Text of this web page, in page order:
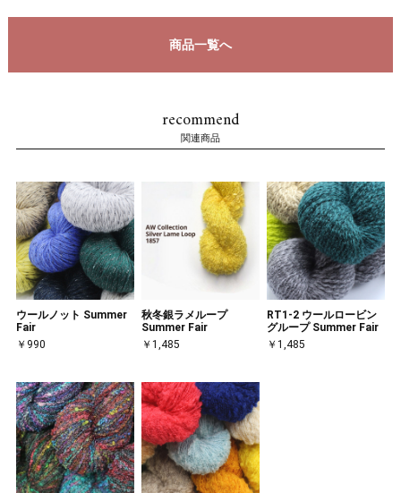
商品一覧へ
recommend
関連商品
ウールノット Summer
Fair
￥990
秋冬銀ラメループ
Summer Fair
￥1,485
RT1-2 ウールロービン
グループ Summer Fair
￥1,485